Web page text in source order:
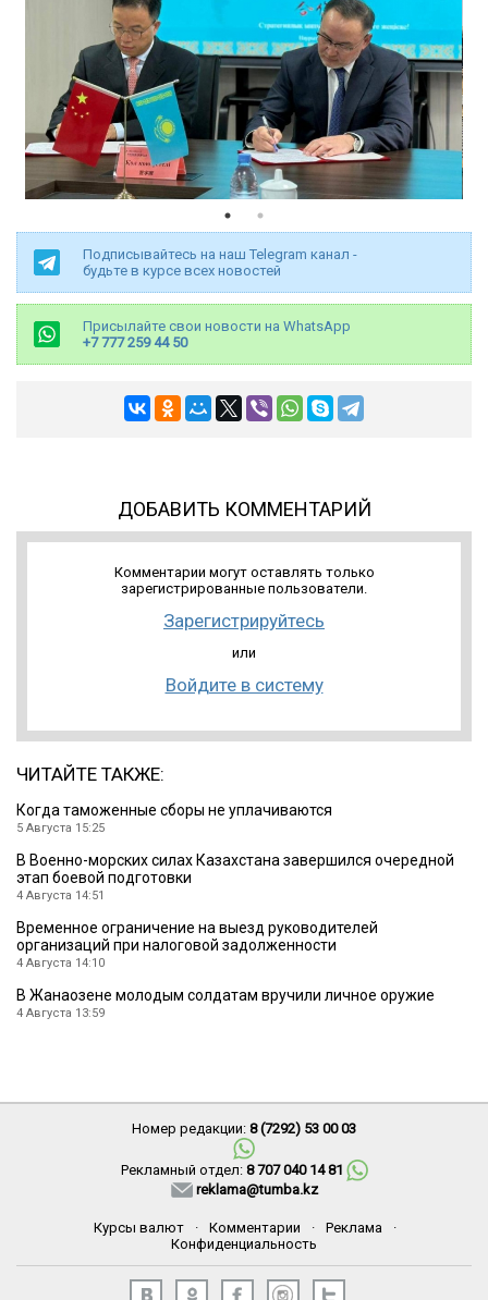
Подписывайтесь на наш Telegram канал -
будьте в курсе всех новостей
Присылайте свои новости на WhatsApp
+7 777 259 44 50
ДОБАВИТЬ КОММЕНТАРИЙ
Комментарии могут оставлять только
зарегистрированные пользователи.
Зарегистрируйтесь
или
Войдите в систему
ЧИТАЙТЕ ТАКЖЕ:
Когда таможенные сборы не уплачиваются
5 Августа 15:25
В Военно-морских силах Казахстана завершился очередной
этап боевой подготовки
4 Августа 14:51
Временное ограничение на выезд руководителей
организаций при налоговой задолженности
4 Августа 14:10
В Жанаозене молодым солдатам вручили личное оружие
4 Августа 13:59
Номер редакции: 8 (7292) 53 00 03
Рекламный отдел: 8 707 040 14 81
reklama@tumba.kz
Курсы валют · Комментарии · Реклама
·
Конфиденциальность